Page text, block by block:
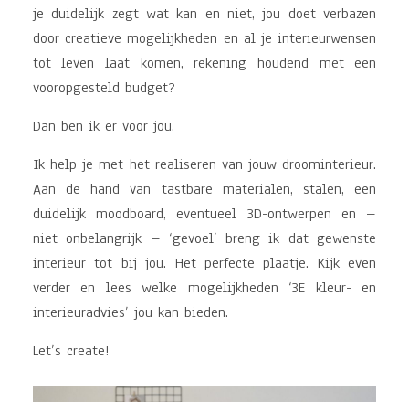
je duidelijk zegt wat kan en niet, jou doet verbazen
door creatieve mogelijkheden en al je interieurwensen
tot leven laat komen, rekening houdend met een
vooropgesteld budget?
Dan ben ik er voor jou.
Ik help je met het realiseren van jouw droominterieur.
Aan de hand van tastbare materialen, stalen, een
duidelijk moodboard, eventueel 3D-ontwerpen en –
niet onbelangrijk – ‘gevoel’ breng ik dat gewenste
interieur tot bij jou. Het perfecte plaatje. Kijk even
verder en lees welke mogelijkheden ‘3E kleur- en
interieuradvies’ jou kan bieden.
Let’s create!